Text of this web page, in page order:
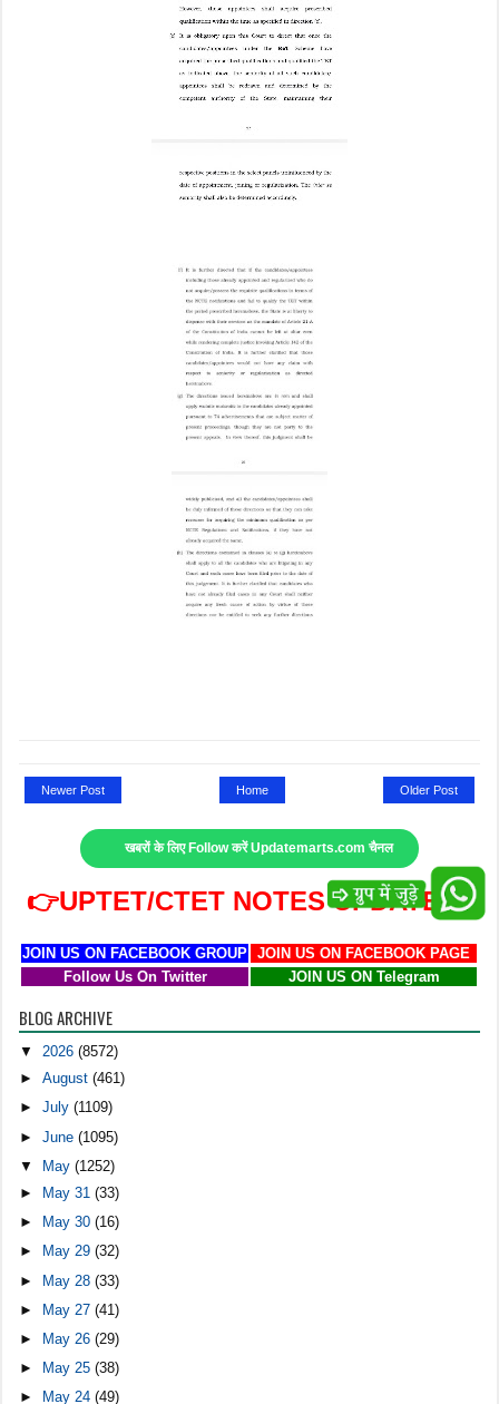
Newer Post Older Post
Home
खबरों के लिए Follow करें Updatemarts.com चैनल
👉UPTET/CTET NOTES UPDATE
JOIN US ON FACEBOOK GROUP
JOIN US ON FACEBOOK PAGE
Follow Us On Twitter
JOIN US ON Telegram
BLOG ARCHIVE
▼2026(8572)
►August(461)
►July(1109)
►June(1095)
▼
May(1252)
►
May 31(33)
►
May 30(16)
►
May 29(32)
► May 28(33)
►
May 27(41)
►
May 26(29)
►
May 25(38)
►
May 24(49)